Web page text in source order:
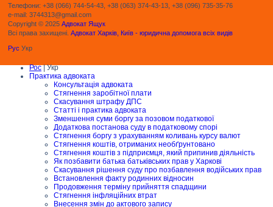
Телефони: +38 (066) 744-54-43, +38 (063) 374-43-13, +38 (096) 735-35-76
e-mail: 3744313@gmail.com
Copyright © 2025 Адвокат Ящук
Всі права захищені. Адвокат Харків, Київ - юридична допомога всіх видів
Рус Укр
Рос| Укр
Практика адвоката
Консультація адвоката
Стягнення заробітної плати
Скасування штрафу ДПС
Статті і практика адвоката
Зменшення суми боргу за позовом податкової
Додаткова постанова суду в податковому спорі
Стягнення боргу з урахуванням коливань курсу валют
Стягнення коштів, отриманих необґрунтовано
Стягнення коштів з підприємця, який припинив діяльність
Як позбавити батька батьківських прав у Харкові
Скасування рішення суду про позбавлення водійських прав
Встановлення факту родинних відносин
Продовження терміну прийняття спадщини
Стягнення інфляційних втрат
Внесення змін до актового запису